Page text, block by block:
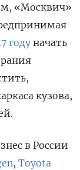
«Москвич»
годуначать
кузова,
в России
, Toyota